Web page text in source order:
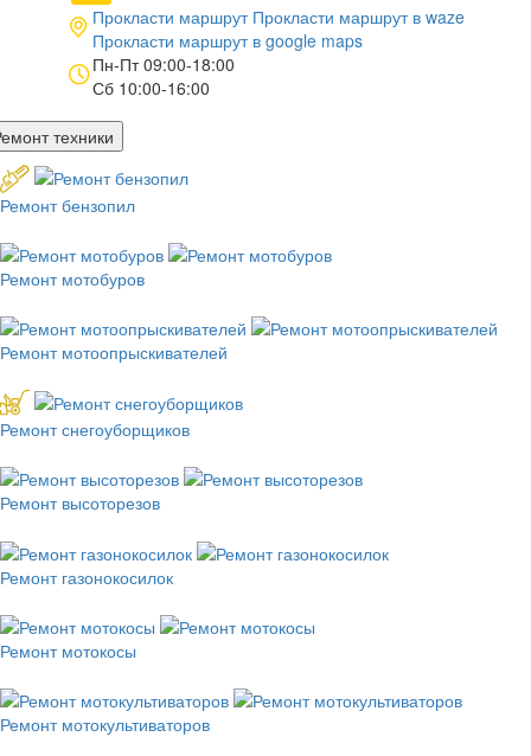
Прокласти маршрут Прокласти маршрут в waze
Прокласти маршрут в google maps
Пн-Пт 09:00-18:00
Сб 10:00-16:00
техники
Ремонт бензопил
Ремонт мотобуров
Ремонт мотоопрыскивателей
Ремонт снегоуборщиков
Ремонт высоторезов
Ремонт газонокосилок
Ремонт мотокосы
Ремонт мотокультиваторов